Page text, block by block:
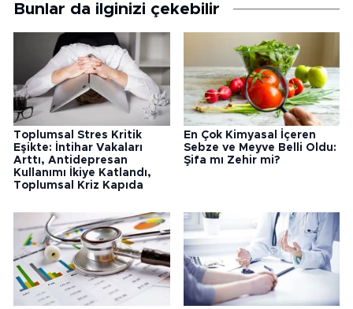
Bunlar da ilginizi çekebilir
Toplumsal Stres Kritik
Eşikte: İntihar Vakaları
Arttı, Antidepresan
Kullanımı İkiye Katlandı,
Toplumsal Kriz Kapıda
En Çok Kimyasal İçeren
Sebze ve Meyve Belli Oldu:
Şifa mı Zehir mi?